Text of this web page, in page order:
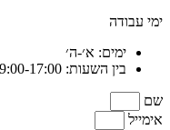
ימי עבודה
ימים: א׳-ה׳
בין השעות: 09:00-17:00
שם
אימייל